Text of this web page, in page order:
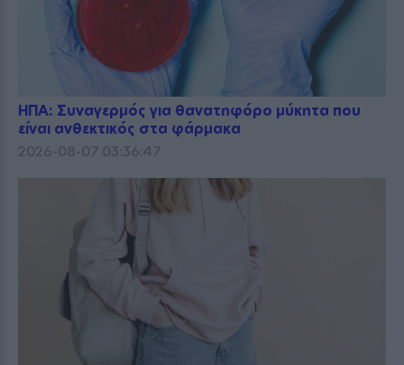
ΗΠΑ: Συναγερμός για θανατηφόρο μύκητα που
είναι ανθεκτικός στα φάρμακα
2026-08-07 03:36:47